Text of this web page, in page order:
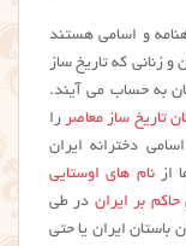
و اسامی هستند
و زنانی که تاریخ ساز
به حساب می آیند.
تاریخ ساز معاصر را
دخترانه ایران
ازنام های اوستایی
بر ایران در طی
باستان ایران یا حتی